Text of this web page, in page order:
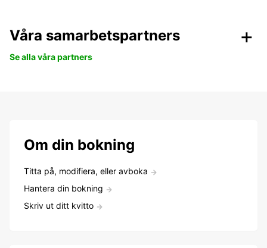
Våra samarbetspartners
Se alla våra partners
Om din bokning
Titta på, modifiera, eller avboka
Hantera din bokning
Skriv ut ditt kvitto